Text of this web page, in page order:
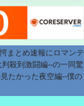
まとめ速報にロマンテ
殺到激闘編--の一同驚
たかった夜空編--僕の